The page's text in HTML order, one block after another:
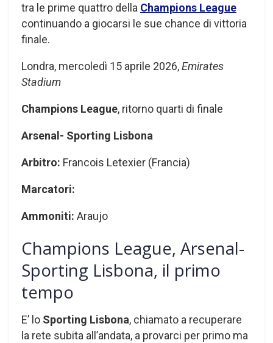
tra le prime quattro della Champions League
continuando a giocarsi le sue chance di vittoria
finale.
Londra, mercoledì 15 aprile 2026,Emirates
Stadium
Champions League, ritorno quarti di finale
Arsenal- Sporting Lisbona
Arbitro: Francois Letexier (Francia)
Marcatori:
Ammoniti: Araujo
Champions League, Arsenal-
Sporting Lisbona, il primo
tempo
E’ lo Sporting Lisbona, chiamato a recuperare
la rete subita all’andata, a provarci per primo ma